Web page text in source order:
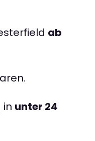
ab
in unter 24